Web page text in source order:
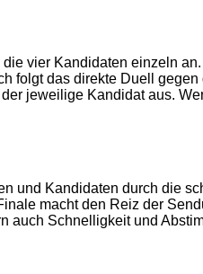
vier Kandidaten einzeln
folgt das direkte Duell
jeweilige Kandidat aus.
und Kandidaten durch die
macht den Reiz der
Schnelligkeit und
2